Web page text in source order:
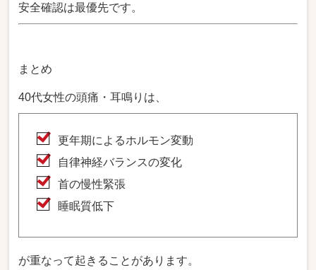
安全確認は最優先です。
まとめ
40代女性の頭痛・耳鳴りは、
更年期によるホルモン変動
自律神経バランスの変化
首の慢性緊張
睡眠質低下
が重なって起きることがあります。